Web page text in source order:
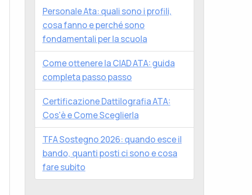
Personale Ata: quali sono i profili,
cosa fanno e perché sono
fondamentali per la scuola
Come ottenere la CIAD ATA: guida
completa passo passo
Certificazione Dattilografia ATA:
Cos'è e Come Sceglierla
TFA Sostegno 2026: quando esce il
bando, quanti posti ci sono e cosa
fare subito